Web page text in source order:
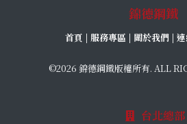
錦德鋼鐵
首頁 | 服務專區 | 關於我們 |
©2026 錦德鋼鐵版權所有. ALL
台北總部